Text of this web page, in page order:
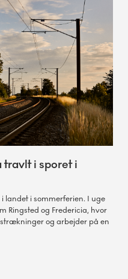
travlt i sporet i
landet i sommerferien. I uge
Ringsted og Fredericia, hvor
og arbejder på en